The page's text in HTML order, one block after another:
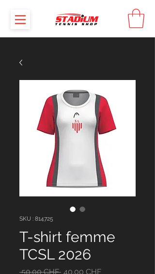
SKU : 814725
T-shirt femme
TCSL 2026
50.00 CHF Prix
40.00 CHFPrix